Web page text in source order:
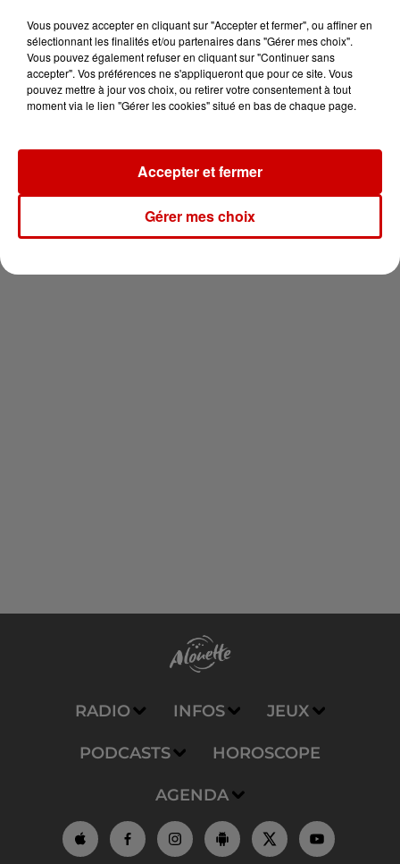
Destination Vacances : inscrivez-
vous !
Newsletter
RADIO INFOS JEUX
PODCASTS HOROSCOPE
AGENDA
Vous pouvez accepter en cliquant sur "Accepter et fermer", ou affiner en
sélectionnant les finalités et/ou partenaires dans "Gérer mes choix".
Vous pouvez également refuser en cliquant sur "Continuer sans
accepter". Vos préférences ne s'appliqueront que pour ce site. Vous
pouvez mettre à jour vos choix, ou retirer votre consentement à tout
moment via le lien "Gérer les cookies" situé en bas de chaque page.
Gérer mes choix
Accepter et fermer